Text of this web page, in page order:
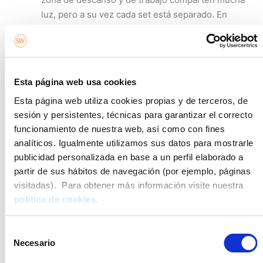
Esta página web usa cookies
Esta página web utiliza cookies propias y de terceros, de
sesión y persistentes, técnicas para garantizar el correcto
funcionamiento de nuestra web, así como con fines
analíticos. Igualmente utilizamos sus datos para mostrarle
publicidad personalizada en base a un perfil elaborado a
partir de sus hábitos de navegación (por ejemplo, páginas
visitadas). Para obtener más información visite nuestra
política de cookies.
Necesario
luz, pero a su vez cada set está separado. En
rentabilizar hasta el último centímetro de tu piso.
Los espacios abiertos le dan un aire moderno,
conectan las zonas de luz que son siempre las
más valoradas y buscadas.
Convierte tu terraza en una habitación más.
Ahora con el teletrabajo se ha puesto muy de
moda crearse un “mini-gym” en la terraza. Allí
mucha gente sale a media mañana a desconectar
y hacer un poco de ejercicio. Y por la noche, si
pones dos sillas, cojines acogedores y unas
cuantas velas, este mismo espacio polivalente
puede servir como rincón de copas. La promoción
Passatge Living
presume
de tener amplias terrazas y balcones